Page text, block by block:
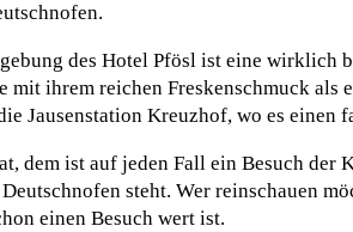
des Hotel Pfösl ist eine
mit ihrem reichen Freskenschmuck
Jausenstation Kreuzhof, wo es einen
dem ist auf jeden Fall ein Besuch
steht. Wer reinschauen
einen Besuch wert ist.